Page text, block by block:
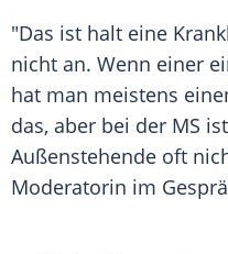
"Das ist halt eine
nicht an. Wenn einer
hat man meistens
das, aber bei der MS
Außenstehende oft
Moderatorin im